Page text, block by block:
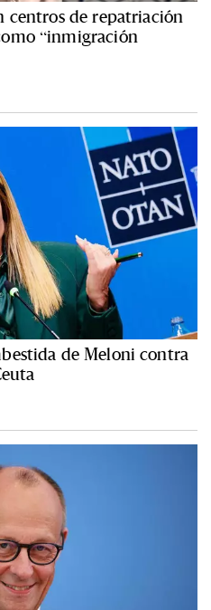
centros de repatriación
“inmigración
de Meloni contra